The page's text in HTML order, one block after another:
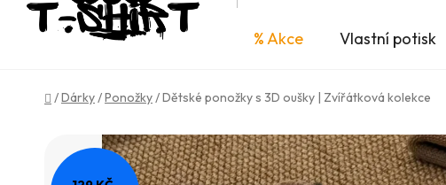
% Akce Vlastní potisk
Domů
/Dárky/Ponožky/Dětské ponožky s 3D oušky | Zvířátková kolekce